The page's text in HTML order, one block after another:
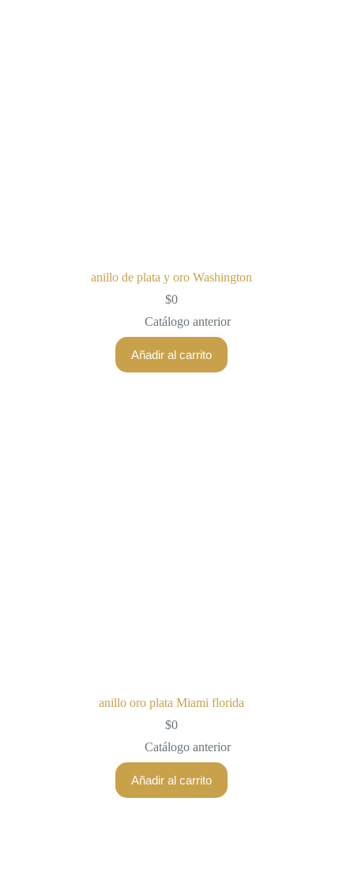
anillo de plata y oro Washington
$0
Catálogo anterior
Añadir al carrito
anillo oro plata Miami florida
$0
Catálogo anterior
Añadir al carrito